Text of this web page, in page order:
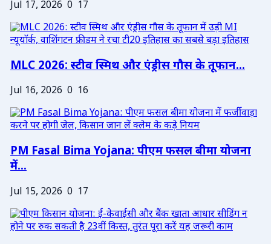
Jul 17, 2026 0 17
MLC 2026: स्टीव स्मिथ और एंड्रीस गौस के तूफान...
Jul 16, 2026 0 16
PM Fasal Bima Yojana: पीएम फसल बीमा योजना
में...
Jul 15, 2026 0 17